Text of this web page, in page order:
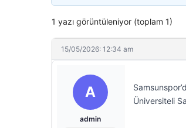
1 yazı görüntüleniyor (toplam 1)
15/05/2026: 12:34 am
A
admin
Üniversiteli